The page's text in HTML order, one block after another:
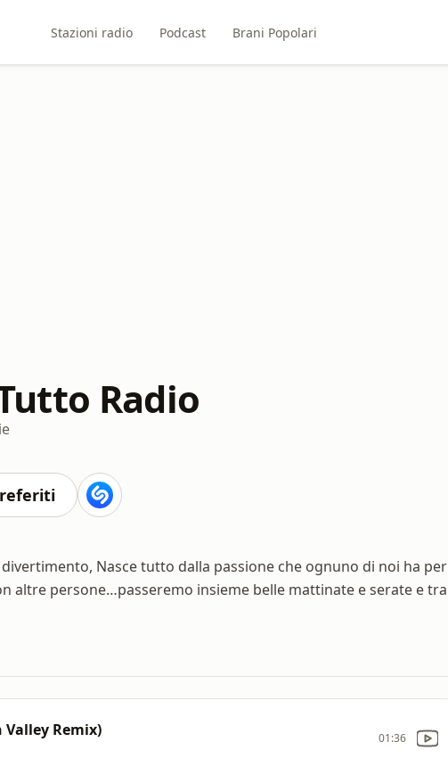
Stazioni radio Podcast Brani Popolari
Radio
Nasce tutto dalla passione che ognuno di noi ha per
altre persone…passeremo insieme belle mattinate e serate e tra
Valley Remix) 01:36